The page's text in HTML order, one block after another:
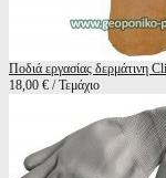
Ποδιά εργασίας δερμάτινη
18,00 € / Τεμάχιο